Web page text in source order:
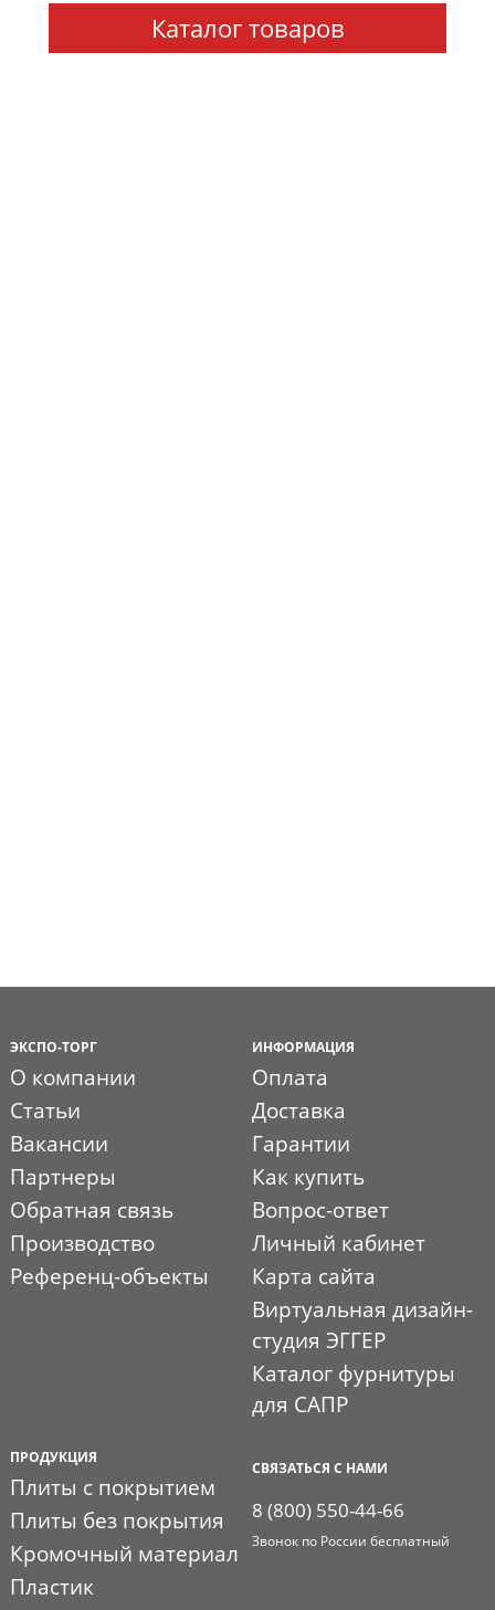
Каталог товаров
ЭКСПО-ТОРГ
О компании
Статьи
Вакансии
Партнеры
Обратная связь
Производство
Референц-объекты
ИНФОРМАЦИЯ
Оплата
Доставка
Гарантии
Как купить
Вопрос-ответ
Личный кабинет
Карта сайта
Виртуальная дизайн-
студия ЭГГЕР
Каталог фурнитуры
для САПР
ПРОДУКЦИЯ
Плиты с покрытием
Плиты без покрытия
Кромочный материал
Пластик
СВЯЗАТЬСЯ С НАМИ
8 (800) 550-44-66
Звонок по России бесплатный